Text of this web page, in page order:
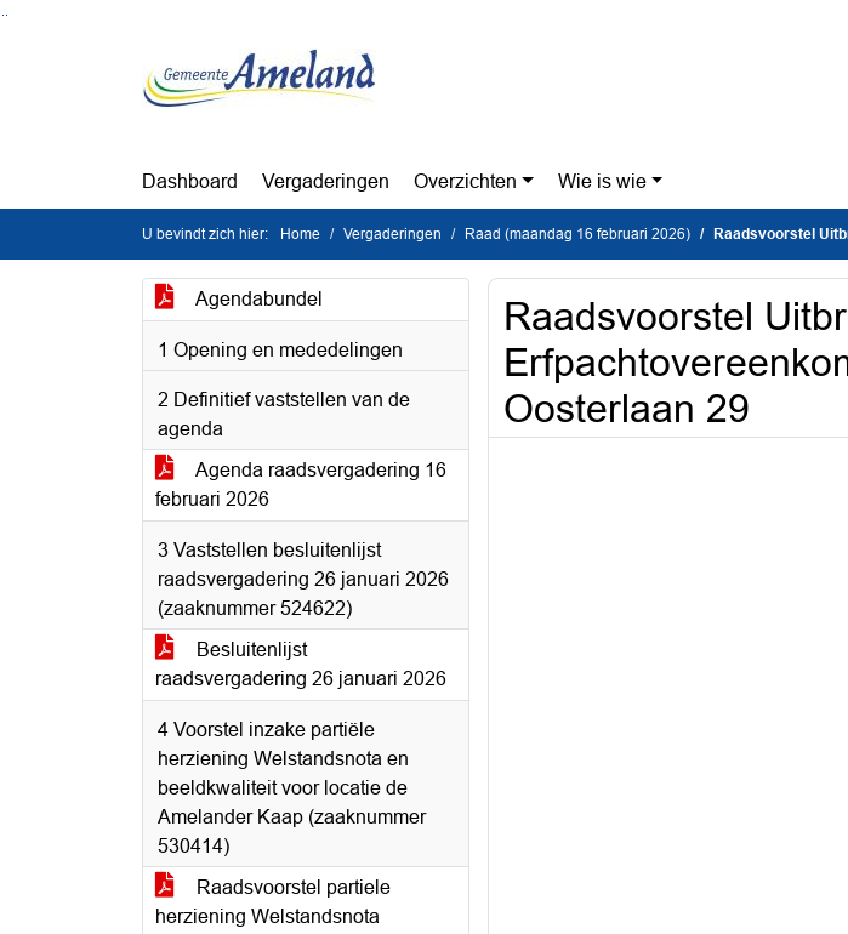
Dashboard Vergaderingen Overzichten Wie is wie
U bevindt zich hier: Home Vergaderingen Raad (maandag 16 februari 2026) Raadsvoorstel
Agendabundel
1 Opening en mededelingen
2 Definitief vaststellen van de
agenda
Agenda raadsvergadering 16
februari 2026
3 Vaststellen besluitenlijst
raadsvergadering 26 januari 2026
(zaaknummer 524622)
Besluitenlijst
raadsvergadering 26 januari 2026
4 Voorstel inzake partiële
herziening Welstandsnota en
beeldkwaliteit voor locatie de
Amelander Kaap (zaaknummer
530414)
Raadsvoorstel partiele
herziening Welstandsnota
Raadsvoorstel
Oosterlaan 29